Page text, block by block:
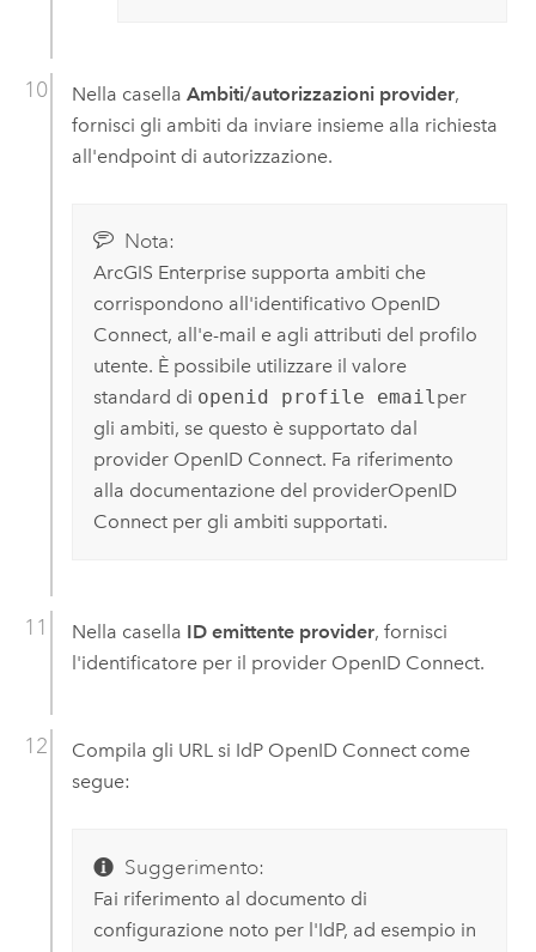
Nella casella Ambiti/autorizzazioni provider,
fornisci gli ambiti da inviare insieme alla richiesta
all'endpoint di autorizzazione.
Nota:
ArcGIS Enterprisesupporta ambiti che
corrispondono all'identificativo OpenID
Connect, all'e-mail e agli attributi del profilo
utente. È possibile utilizzare il valore
standard di openid profile emailper
gli ambiti, se questo è supportato dal
provider OpenID Connect. Fa riferimento
alla documentazione del providerOpenID
Connectper gli ambiti supportati.
Nella casella ID emittente provider, fornisci
l'identificatore per il provider OpenID Connect.
Compila gli URL si IdP OpenID Connectcome
segue:
Suggerimento:
Fai riferimento al documento di
configurazione noto per l'IdP, ad esempio in